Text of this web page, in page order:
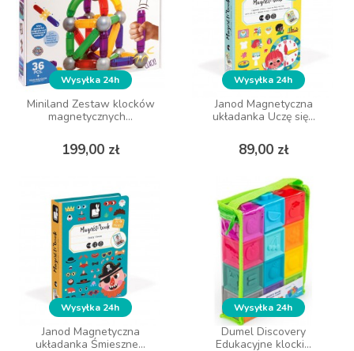
Wysyłka 24h
Miniland Zestaw klocków
magnetycznych...
199,00 zł
Cena
Wysyłka 24h
Miniland Zestaw klocków
magnetycznych...
199,00 zł
Cena
Wysyłka 24h
Janod Magnetyczna
układanka Uczę się...
89,00 zł
Cena
DO KOSZYKA
Wysyłka 24h
Janod Magnetyczna
układanka Uczę się...
89,00 zł
Cena
Wysyłka 24h
Janod Magnetyczna
układanka Śmieszne...
Wysyłka 24h
Janod Magnetyczna
układanka Śmieszne...
Wysyłka 24h
Dumel Discovery
Edukacyjne klocki...
Wysyłka 24h
Dumel Discovery
Edukacyjne klocki...